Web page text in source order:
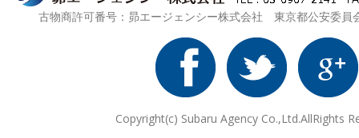
古物商許可番号：昴エージェンシー株式会社 東京都公安委
Copyright(c) Subaru Agency Co.,Ltd.AllRights